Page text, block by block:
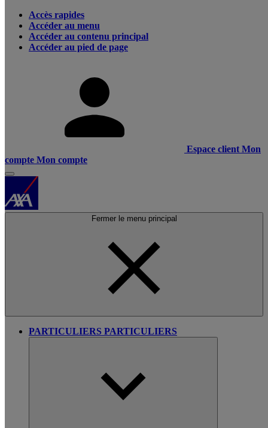
Accès rapides
Accéder au menu
Accéder au contenu principal
Accéder au pied de page
Espace client Mon
compte Mon compte
Fermer le menu principal
PARTICULIERS PARTICULIERS